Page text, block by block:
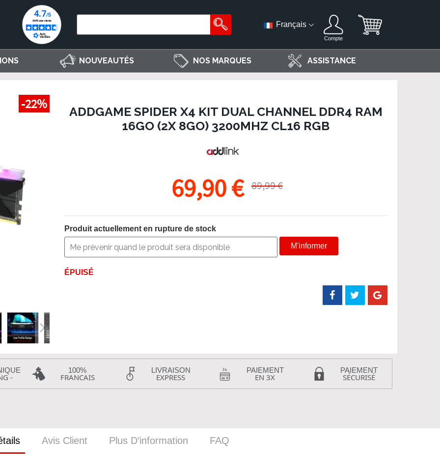
Français
Compte
NOUVEAUTÉS NOS MARQUES ASSISTANCE
-22%
ADDGAME SPIDER X4 KIT DUAL CHANNEL DDR4 RAM
16GO (2X 8GO) 3200MHZ CL16 RGB
69,90 € 89,99 €
Produit actuellement en rupture de stock
M'informer
ÉPUISÉ
-
100%
FRANCAIS
LIVRAISON
EXPRESS
PAIEMENT
EN 3X
PAIEMENT
SÉCURISÉ
Avis Client Plus D’information FAQ